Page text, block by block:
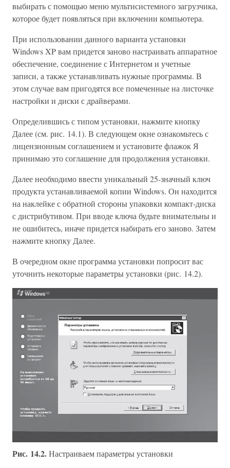
выбирать с помощью меню мультисистемного загрузчика,
которое будет появляться при включении компьютера.
При использовании данного варианта установки
Windows XP вам придется заново настраивать аппаратное
обеспечение, соединение с Интернетом и учетные
записи, а также устанавливать нужные программы. В
этом случае вам пригодятся все помеченные на листочке
настройки и диски с драйверами.
Определившись с типом установки, нажмите кнопку
Далее (см. рис. 14.1). В следующем окне ознакомьтесь с
лицензионным соглашением и установите флажок Я
принимаю это соглашение для продолжения установки.
Далее необходимо ввести уникальный 25-значный ключ
продукта устанавливаемой копии Windows. Он находится
на наклейке с обратной стороны упаковки компакт-диска
с дистрибутивом. При вводе ключа будьте внимательны и
не ошибитесь, иначе придется набирать его заново. Затем
нажмите кнопку Далее.
В очередном окне программа установки попросит вас
уточнить некоторые параметры установки (рис. 14.2).
Рис. 14.2.Настраиваем параметры установки